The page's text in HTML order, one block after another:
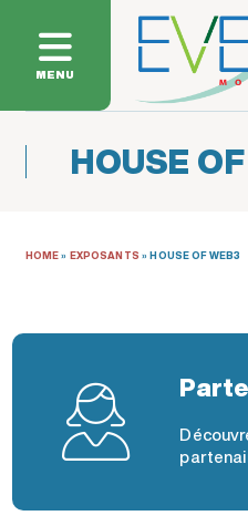
MENU
HOUSE
HOME» EXPOSANTS »HOUSE OF WEB3